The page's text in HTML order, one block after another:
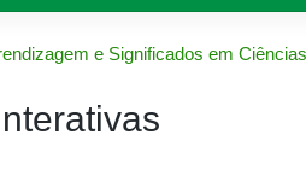
e Significados em Ciências